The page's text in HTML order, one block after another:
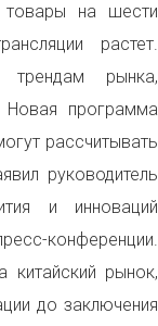
товары на шести
растет.
трендам рынка,
программа
рассчитывать
руководитель
и инноваций
конференции.
китайский рынок,
до заключения